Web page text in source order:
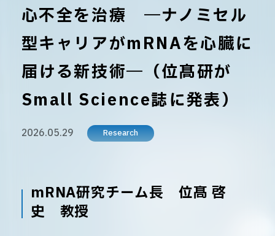
心不全を治療 ―ナノミセル
型キャリアがmRNAを心臓に
届ける新技術―（位髙研が
Small Science誌に発表）
2026.05.29 Research
mRNA研究チーム長 位髙 啓
史 教授